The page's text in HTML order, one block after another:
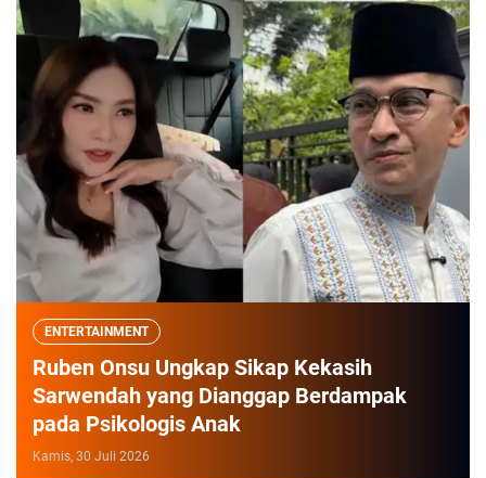
ENTERTAINMENT
Ruben Onsu Ungkap Sikap Kekasih
Sarwendah yang Dianggap Berdampak
pada Psikologis Anak
Kamis, 30 Juli 2026